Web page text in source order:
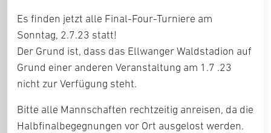
Es finden jetzt alle Final-Four-Turniere am
Sonntag, 2.7.23 statt!
Der Grund ist, dass das Ellwanger Waldstadion auf
Grund einer anderen Veranstaltung am 1.7 .23
nicht zur Verfügung steht.
Bitte alle Mannschaften rechtzeitig anreisen, da die
Halbfinalbegegnungen vor Ort ausgelost werden.